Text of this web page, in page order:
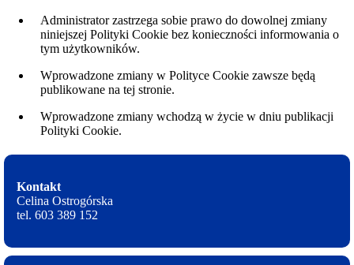
Administrator zastrzega sobie prawo do dowolnej zmiany
niniejszej Polityki Cookie bez konieczności informowania o
tym użytkowników.
Wprowadzone zmiany w Polityce Cookie zawsze będą
publikowane na tej stronie.
Wprowadzone zmiany wchodzą w życie w dniu publikacji
Polityki Cookie.
Kontakt
Celina Ostrogórska
tel. 603 389 152